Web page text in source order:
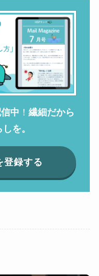
中 ！ 繊細だから
を。
登録する